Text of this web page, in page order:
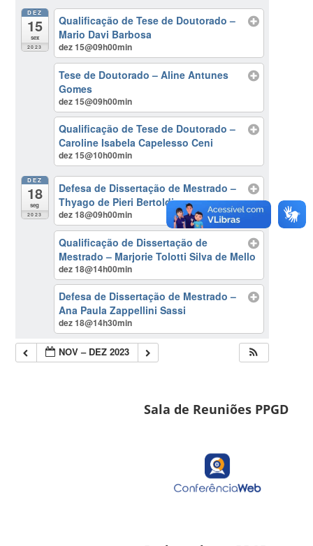
DEZ
15
sex
2023
Qualificação de Tese de Doutorado –
Mario Davi Barbosa
dez 15@09h00min
Tese de Doutorado – Aline Antunes
Gomes
dez 15@09h00min
Qualificação de Tese de Doutorado –
Caroline Isabela Capelesso Ceni
dez 15@10h00min
DEZ
18
seg
2023
Defesa de Dissertação de Mestrado –
Thyago de Pieri Bertoldi
dez 18@09h00min
Qualificação de Dissertação de
Mestrado – Marjorie Tolotti Silva de Mello
dez 18@14h00min
Defesa de Dissertação de Mestrado –
Ana Paula Zappellini Sassi
dez 18@14h30min
NOV – DEZ 2023
Sala de Reuniões PPGD